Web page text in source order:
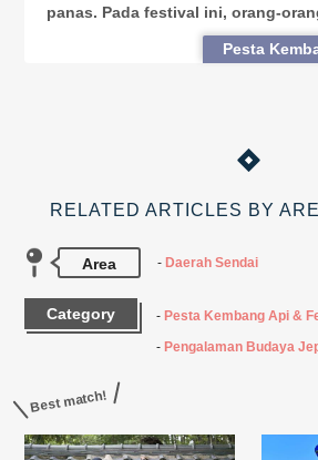
panas. Pada festival ini, orang-
permohonannya di kertas
bernama “tanzaku” dan diikatkan
Pesta
RELATED ARTICLES BY
Area Daerah Sendai
Category
Pesta Kembang Api &
Pengalaman Budaya
Best match!